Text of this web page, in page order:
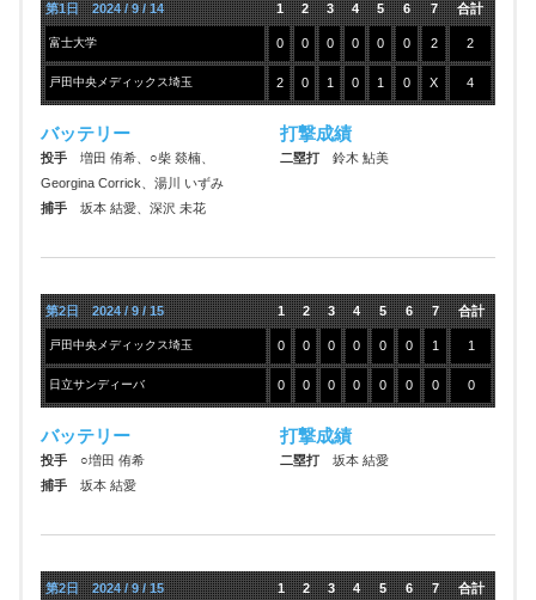
第1日 2024 / 9 / 14 1 2 3 4 5 6 7 合計
富士大学 0 0 0 0 0 0 2 2
戸田中央メディックス埼玉 2 0 1 0 1 0 X 4
バッテリー
投手 増田 侑希、○柴 燚楠、
Georgina Corrick、湯川 いずみ
捕手 坂本 結愛、深沢 未花
打撃成績
二塁打 鈴木 鮎美
第2日 2024 / 9 / 15 1 2 3 4 5 6 7 合計
戸田中央メディックス埼玉 0 0 0 0 0 0 1 1
日立サンディーバ 0 0 0 0 0 0 0 0
バッテリー
投手 ○増田 侑希
捕手 坂本 結愛
打撃成績
二塁打 坂本 結愛
第2日 2024 / 9 / 15 1 2 3 4 5 6 7 合計